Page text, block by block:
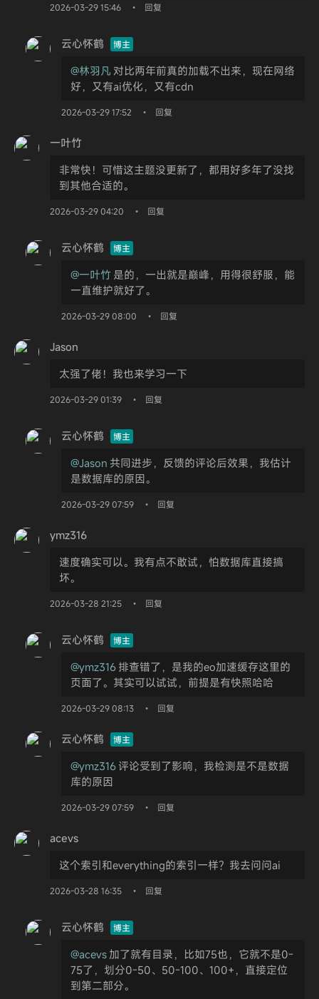
2026-03-29 15:46 • 回复
云心怀鹤 博主
@林羽凡 对比两年前真的加载不出来，现在网络
好，又有ai优化，又有cdn
2026-03-29 17:52 • 回复
一叶竹
非常快！可惜这主题没更新了，都用好多年了没找
到其他合适的。
2026-03-29 04:20 • 回复
云心怀鹤 博主
@一叶竹 是的，一出就是巅峰，用得很舒服，能
一直维护就好了。
2026-03-29 08:00 • 回复
Jason
太强了佬！我也来学习一下
2026-03-29 01:39 • 回复
云心怀鹤 博主
@Jason 共同进步，反馈的评论后效果，我估计
是数据库的原因。
2026-03-29 07:59 • 回复
ymz316
速度确实可以。我有点不敢试，怕数据库直接搞
坏。
2026-03-28 21:25 • 回复
云心怀鹤 博主
@ymz316 排查错了，是我的eo加速缓存这里的
页面了。其实可以试试，前提是有快照哈哈
2026-03-29 08:13 • 回复
云心怀鹤 博主
@ymz316 评论受到了影响，我检测是不是数据
库的原因
2026-03-29 07:59 • 回复
acevs
这个索引和everything的索引一样？我去问问ai
2026-03-28 16:35 • 回复
云心怀鹤 博主
@acevs 加了就有目录，比如75也，它就不是0-
75了，划分0-50、50-100、100+，直接定位
到第二部分。